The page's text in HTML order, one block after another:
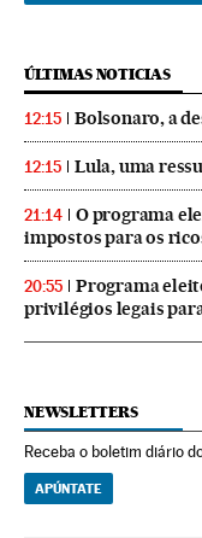
ÚLTIMAS NOTICIAS
12:15 Bolsonaro, a
12:15 Lula, uma
21:14
O programa
impostos para os
20:55
Programa
privilégios legais
NEWSLETTERS
Receba o boletim diário
APÚNTATE